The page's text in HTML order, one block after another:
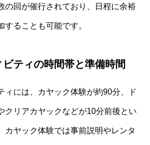
の回が催行されており、日程に余裕
することも可能です。
ティの時間帯と準備時間
ィには、カヤック体験が約90分、ド
クリアカヤックなどが10分前後とい
カヤック体験では事前説明やレンタ